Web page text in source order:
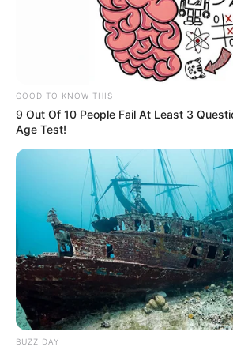
NJEGA
PET PRAVILA ZA JAKE I